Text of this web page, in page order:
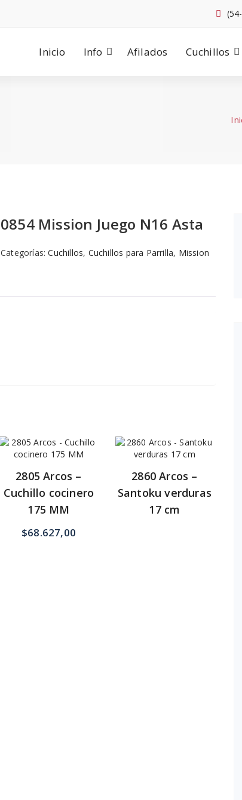
Inicio Info Afilados Cuchillos
0854 Mission Juego N16 Asta
Categorías:Cuchillos, Cuchillos para Parrilla, Mission
2805 Arcos –
Cuchillo cocinero
175 MM
$68.627,00
2860 Arcos –
Santoku verduras
17 cm